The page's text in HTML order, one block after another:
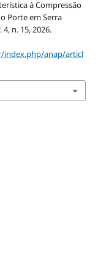
à Compressão
Porte em Serra
4, n. 15, 2026.
index.php/anap/articl